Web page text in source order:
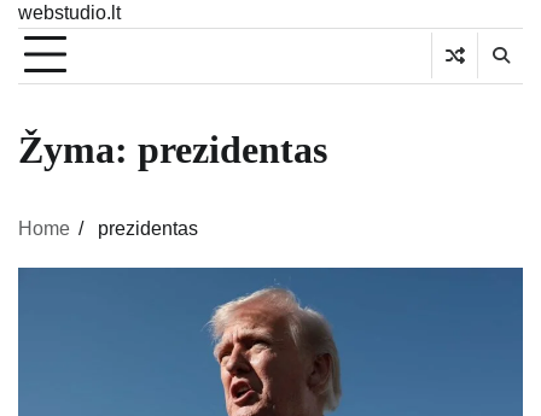
webstudio.lt
Žyma: prezidentas
Home prezidentas